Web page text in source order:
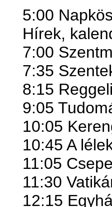
5:00
Hírek,
7:00
7:35
8:15
9:05
10:05
10:45 A
11:05
11:30
12:15